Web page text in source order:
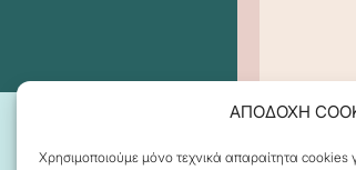
ΑΠΟΔΟΧΗ
Χρησιμοποιούμε μόνο τεχνικά απαραίτητα